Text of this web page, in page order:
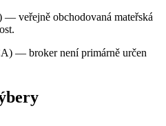
veřejně obchodovaná mateřská
— broker není primárně určen